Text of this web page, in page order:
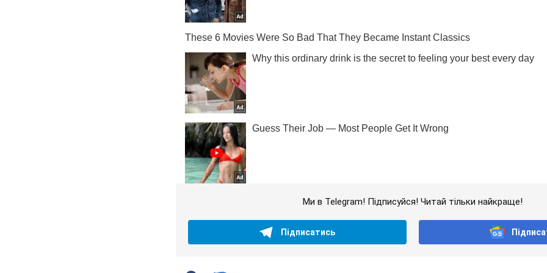
Ми в Telegram! Підписуйся! Читай тільки найкраще!
Підписатись